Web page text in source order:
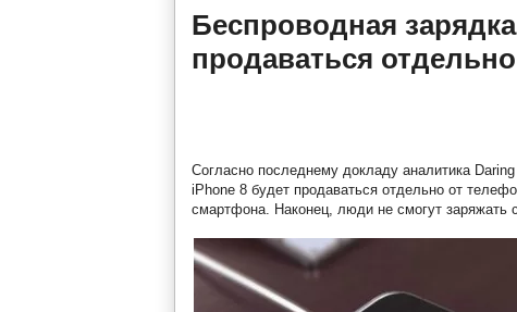
Беспроводная
продаваться отдельно
Согласно последнему докладу аналитика
iPhone 8 будет продаваться отдельно от
смартфона. Наконец, люди не смогут заряжать